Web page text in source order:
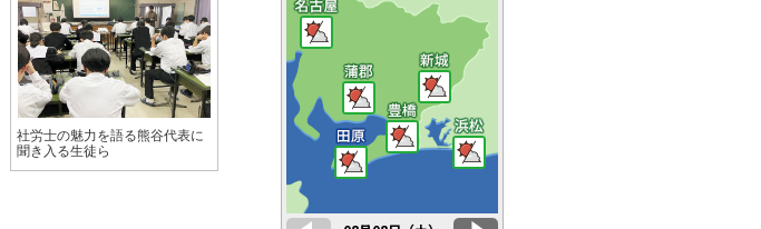
社労士の魅力を語る熊谷代表に
聞き入る生徒ら